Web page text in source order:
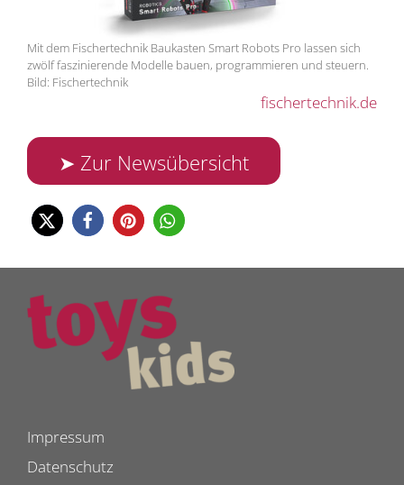
Mit dem Fischertechnik Baukasten Smart Robots Pro lassen sich
zwölf faszinierende Modelle bauen, programmieren und steuern.
Bild: Fischertechnik
fischertechnik.de
➤ Zur Newsübersicht
Impressum
Datenschutz